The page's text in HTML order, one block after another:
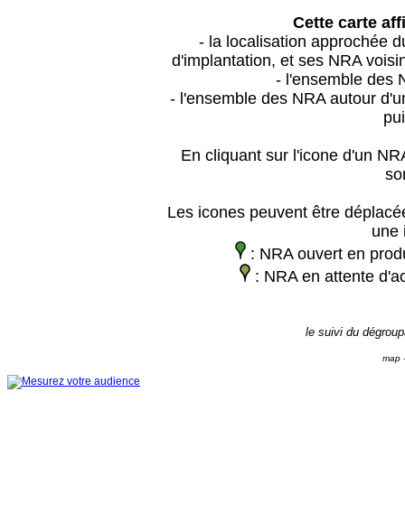
Cette carte
- la localisation approchée
d'implantation, et ses NRA
- l'ensemble des
- l'ensemble des NRA autour
En cliquant sur l'icone d'un
Les icones peuvent être
une
: NRA ouvert en
: NRA en attente
le suivi du
map